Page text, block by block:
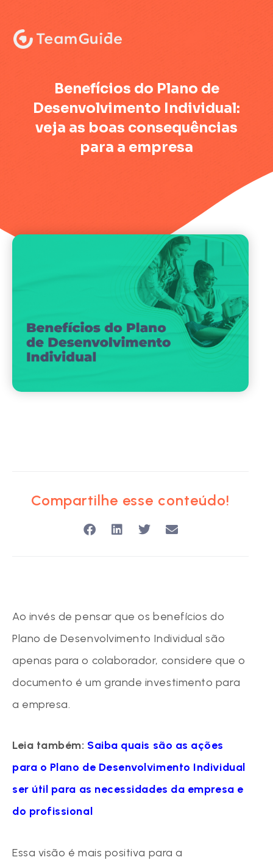
Benefícios do Plano de
Desenvolvimento Individual:
veja as boas consequências
para a empresa
Compartilhe esse conteúdo!
Ao invés de pensar que os benefícios do
Plano de Desenvolvimento Individual são
apenas para o colaborador, considere que o
documento é um grande investimento para
a empresa.
Leia também: Saiba quais são as ações
para o Plano de Desenvolvimento Individual
ser útil para as necessidades da empresa e
do profissional
Essa visão é mais positiva para a